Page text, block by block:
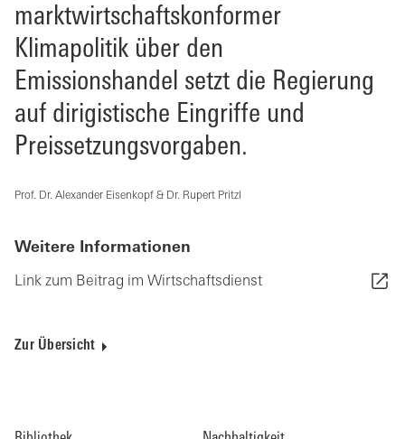
marktwirtschaftskonformer
Klimapolitik über den
Emissionshandel setzt die Regierung
auf dirigistische Eingriffe und
Preissetzungsvorgaben.
Prof. Dr. Alexander Eisenkopf & Dr. Rupert Pritzl
Weitere Informationen
Link zum Beitrag im Wirtschaftsdienst
Zur Übersicht